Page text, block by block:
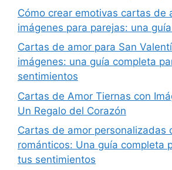
Cómo crear emotivas cartas de
imágenes para parejas: una
Cartas de amor para San
imágenes: una guía completa
sentimientos
Cartas de Amor Tiernas con
Un Regalo del Corazón
Cartas de amor personalizadas
románticos: Una guía completa
tus sentimientos